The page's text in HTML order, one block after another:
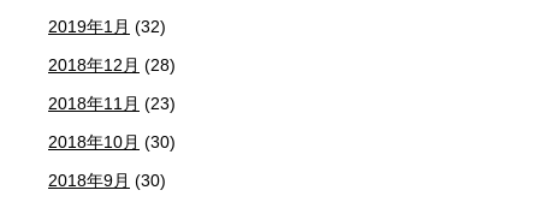
2019年1月 (32)
2018年12月 (28)
2018年11月 (23)
2018年10月 (30)
2018年9月 (30)